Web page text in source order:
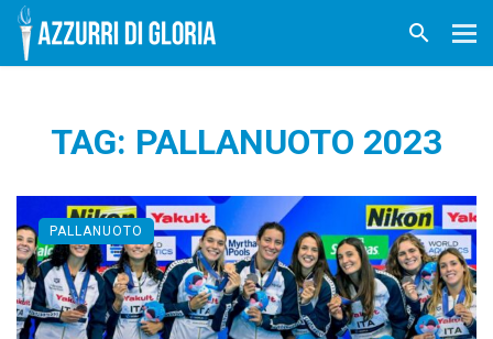
TAG: PALLANUOTO 2023
PALLANUOTO